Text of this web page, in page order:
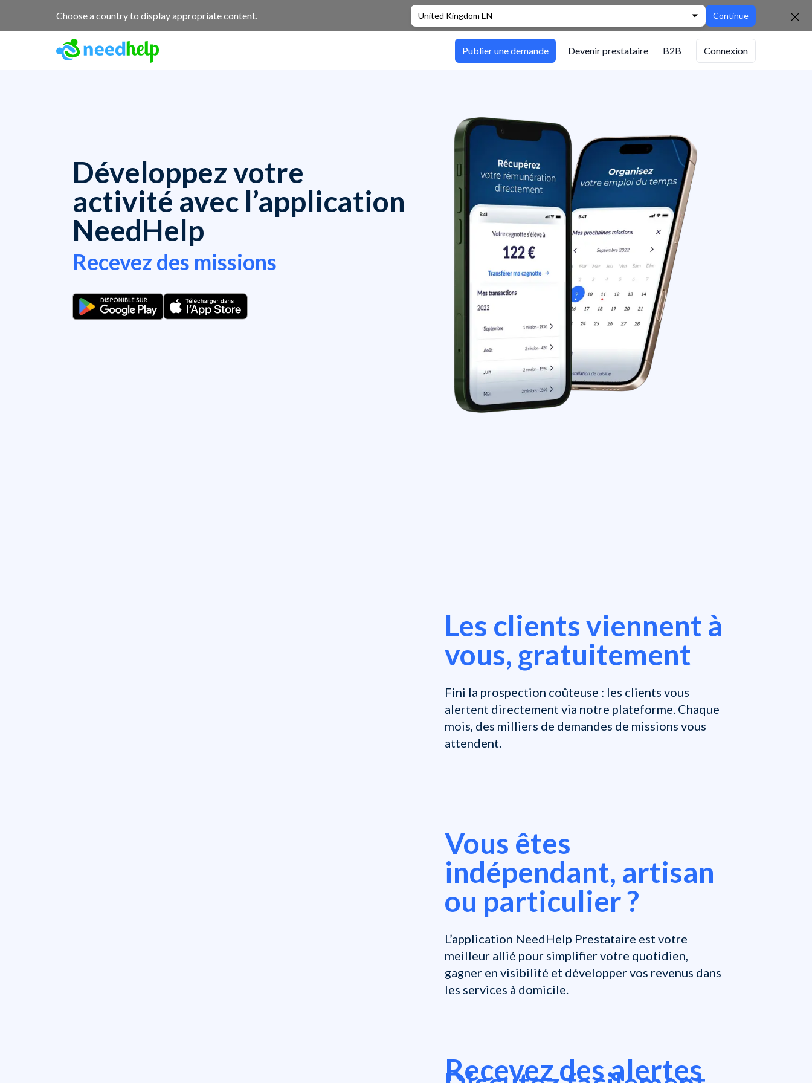
Choose a country to display appropriate content. United Kingdom EN Continue
Publier une demande Devenir prestataire B2B Connexion
Développez votre
activité avec l’application
NeedHelp
Recevez des missions
Les clients viennent à
vous, gratuitement
Fini la prospection coûteuse : les clients vous
alertent directement via notre plateforme. Chaque
mois, des milliers de demandes de missions vous
attendent.
Vous êtes
indépendant, artisan
ou particulier ?
L’application NeedHelp Prestataire est votre
meilleur allié pour simplifier votre quotidien,
gagner en visibilité et développer vos revenus dans
les services à domicile.
Recevez des alertes